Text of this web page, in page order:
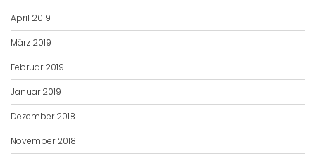
April 2019
März 2019
Februar 2019
Januar 2019
Dezember 2018
November 2018